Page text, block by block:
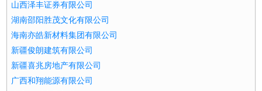
山西泽丰证券有限公司
湖南邵阳胜茂文化有限公司
海南亦皓新材料集团有限公司
新疆俊朗建筑有限公司
新疆喜兆房地产有限公司
广西和翔能源有限公司